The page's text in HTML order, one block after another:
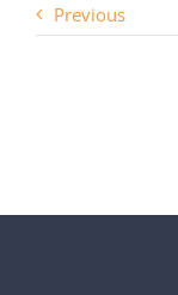
Previous